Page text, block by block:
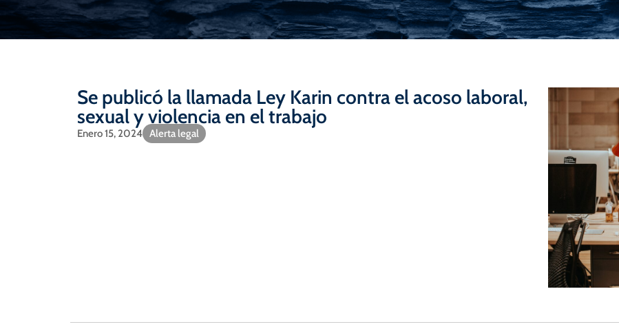
Se publicó la llamada Ley Karin contra el acoso laboral,
sexual y violencia en el trabajo
Enero 15, 2024 Alerta legal